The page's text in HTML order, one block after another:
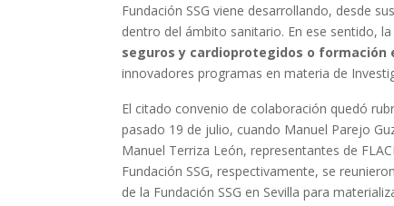
Fundación SSG viene desarrollando, desde
dentro del ámbito sanitario. En ese sentido,
seguros y cardioprotegidos o formación
innovadores programas en materia de
El citado convenio de colaboración quedó
pasado 19 de julio, cuando Manuel Parejo
Manuel Terriza León, representantes de
Fundación SSG, respectivamente, se
de la Fundación SSG en Sevilla para